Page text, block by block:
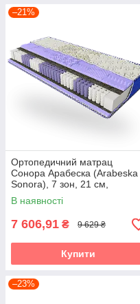
–21%
Ортопедичний матрац
Сонора Арабеска (Arabeska
Sonora), 7 зон, 21 см,
середня жорсткість 90х190
В наявності
7 606,91 ₴ 9 629 ₴
Купити
–23%